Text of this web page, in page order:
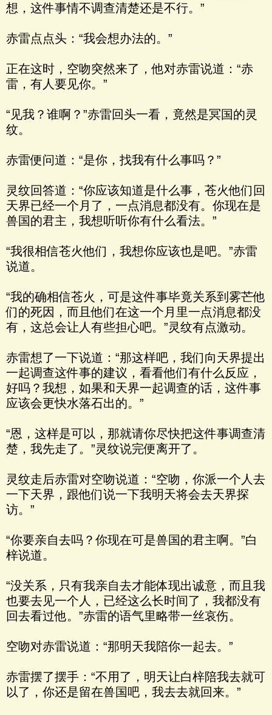
想，这件事情不调查清楚还是不行。”
赤雷点点头：“我会想办法的。”
正在这时，空吻突然来了，他对赤雷说道：“赤
雷，有人要见你。”
“见我？谁啊？”赤雷回头一看，竟然是冥国的灵
纹。
赤雷便问道：“是你，找我有什么事吗？”
灵纹回答道：“你应该知道是什么事，苍火他们回
天界已经一个月了，一点消息都没有。你现在是
兽国的君主，我想听听你有什么看法。”
“我很相信苍火他们，我想你应该也是吧。”赤雷
说道。
“我的确相信苍火，可是这件事毕竟关系到雾芒他
们的死因，而且他们在这一个月里一点消息都没
有，这总会让人有些担心吧。”灵纹有点激动。
赤雷想了一下说道：“那这样吧，我们向天界提出
一起调查这件事的建议，看看他们有什么反应，
好吗？我想，如果和天界一起调查的话，这件事
应该会更快水落石出的。”
“恩，这样是可以，那就请你尽快把这件事调查清
楚，我先走了。”灵纹说完便离开了。
灵纹走后赤雷对空吻说道：“空吻，你派一个人去
一下天界，跟他们说一下我明天将会去天界探
访。”
“你要亲自去吗？你现在可是兽国的君主啊。”白
梓说道。
“没关系，只有我亲自去才能体现出诚意，而且我
也要去见一个人，已经这么长时间了，我都没有
回去看过他。”赤雷的语气里略带一丝哀伤。
空吻对赤雷说道：“那明天我陪你一起去。”
赤雷摆了摆手：“不用了，明天让白梓陪我去就可
以了，你还是留在兽国吧，我去去就回来。”